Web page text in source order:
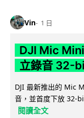
Vin 1 日
DJI Mic
立錄音 32-
DJI 最新推出的 Mic
音，並首度下放 32-
閱讀全文